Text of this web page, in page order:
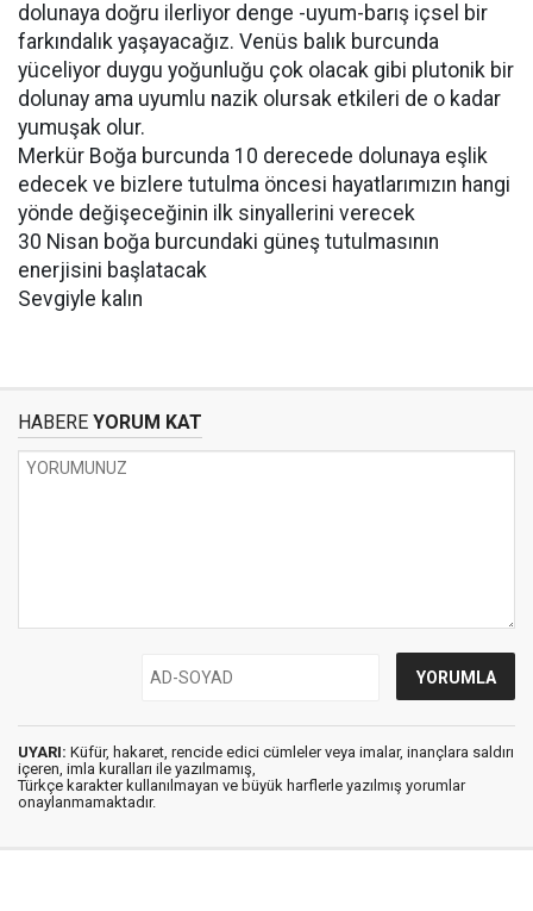
dolunaya doğru ilerliyor denge -uyum-barış içsel bir
farkındalık yaşayacağız. Venüs balık burcunda
yüceliyor duygu yoğunluğu çok olacak gibi plutonik bir
dolunay ama uyumlu nazik olursak etkileri de o kadar
yumuşak olur.
Merkür Boğa burcunda 10 derecede dolunaya eşlik
edecek ve bizlere tutulma öncesi hayatlarımızın hangi
yönde değişeceğinin ilk sinyallerini verecek
30 Nisan boğa burcundaki güneş tutulmasının
enerjisini başlatacak
Sevgiyle kalın
HABERE YORUM KAT
UYARI: Küfür, hakaret, rencide edici cümleler veya imalar, inançlara saldırı
içeren, imla kuralları ile yazılmamış,
Türkçe karakter kullanılmayan ve büyük harflerle yazılmış yorumlar
onaylanmamaktadır.